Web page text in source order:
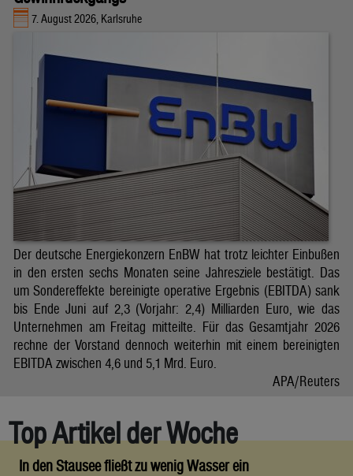
7. August 2026, Karlsruhe
Der deutsche Energiekonzern EnBW hat trotz leichter Einbußen
in den ersten sechs Monaten seine Jahresziele bestätigt. Das
um Sondereffekte bereinigte operative Ergebnis (EBITDA) sank
bis Ende Juni auf 2,3 (Vorjahr: 2,4) Milliarden Euro, wie das
Unternehmen am Freitag mitteilte. Für das Gesamtjahr 2026
rechne der Vorstand dennoch weiterhin mit einem bereinigten
EBITDA zwischen 4,6 und 5,1 Mrd. Euro.
APA/Reuters
Top Artikel der Woche
In den Stausee fließt zu wenig Wasser ein